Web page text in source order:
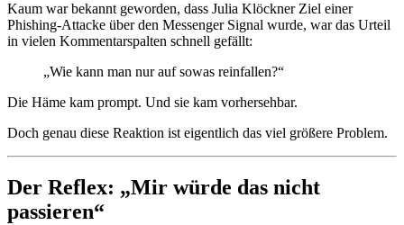
Kaum war bekannt geworden, dass Julia Klöckner Ziel einer
Phishing-Attacke über den Messenger Signal wurde, war das Urteil
in vielen Kommentarspalten schnell gefällt:
„Wie kann man nur auf sowas reinfallen?“
Die Häme kam prompt. Und sie kam vorhersehbar.
Doch genau diese Reaktion ist eigentlich das viel größere Problem.
Der Reflex: „Mir würde das nicht
passieren“